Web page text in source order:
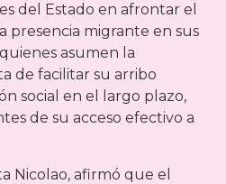
del Estado en afrontar el
presencia migrante en sus
asumen la
de facilitar su arribo
social en el largo plazo,
de su acceso efectivo a
Nicolao, afirmó que el